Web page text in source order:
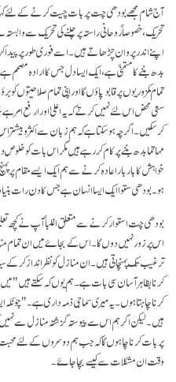
آج شام مجھے بودھی چت پر بات چیت کرنے کے لئے
تحریک، خصوصاً روحانی راستہ پر چلنے کی تحریک سے
اپنے اندر پروان چڑھاتے ہیں۔ اسے فوری طور پر
بدھ بننے کا متمنّی ہے، ایک ایسا دل جس کا ارادہ مصمم
تمام کمزوریوں پر قابو پاؤں گا اور اپنی تمام
سعی محض اس لئے نہیں کرتے کہ یہ اعلیٰ اور ارفع
کر سکیں۔ اگرچہ ہو سکتا ہے کہ ہم زبان سے اکثروبیشتر
مہاتما بدھ بننے پر کام کر رہے ہیں مگر اس بات کو
خواہش کا بار بار اعادہ کرنے سے ہم ایک ایسے مقام پر
ہو۔ بودھی ستوا ایک ایسا انسان ہے جس کا دن رات
بودھی چت استوار کرنے سے متعلق اغلباً آپ نے کچھ
اس پر زور نہیں دوں گا۔ اس کے بجاۓ میں ان تمام
ترغیب تک پہنچاتی ہیں۔ ان منازل کو نظر انداز
کرنا بظاہر آسان سی بات ہے۔ ہم یوں کہ سکتے ہیں "
کرنا چاہتا ہوں۔ یہ میری سماجی ذمہ داری ہے۔ " چونکہ
ہیں۔ لیکن اگر ہم اس سے پیوستہ گزشتہ منازل سے
پر بات کرنا چاہوں گا کہ جب ہم دوسروں کے لئے
وقت ان مشکلات سے کیسے بچا جاۓ۔